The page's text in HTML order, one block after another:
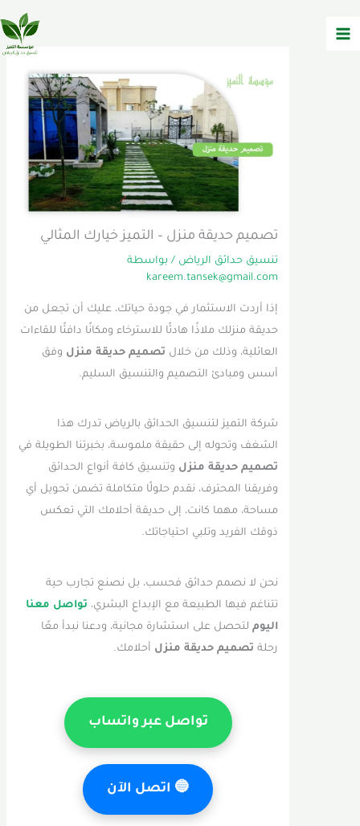
تصميم حديقة منزل – التميز خيارك المثالي
تنسيق حدائق الرياض/ بواسطة
kareem.tansek@gmail.com
إذا أردت الاستثمار في جودة حياتك، عليك أن تجعل من
حديقة منزلك ملاذًا هادئًا للاسترخاء ومكانًا دافئًا للقاءات
العائلية، وذلك من خلالتصميم حديقة منزلوفق
أسس ومبادئ التصميم والتنسيق السليم.
شركة التميز لتنسيق الحدائق بالرياض تدرك هذا
الشغف وتحوله إلى حقيقة ملموسة، بخبرتنا الطويلة في
تصميم حديقة منزلوتنسيق كافة أنواع الحدائق
وفريقنا المحترف، نقدم حلولًا متكاملة تضمن تحويل أي
مساحة، مهما كانت، إلى حديقة أحلامك التي تعكس
ذوقك الفريد وتلبي احتياجاتك.
نحن لا نصمم حدائق فحسب، بل نصنع تجارب حية
تتناغم فيها الطبيعة مع الإبداع البشري،تواصل معنا
لتحصل على استشارة مجانية، ودعنا نبدأ معًا
تصميم حديقة منزلأحلامك.
تواصل عبر واتساب
🔵 اتصل الآن